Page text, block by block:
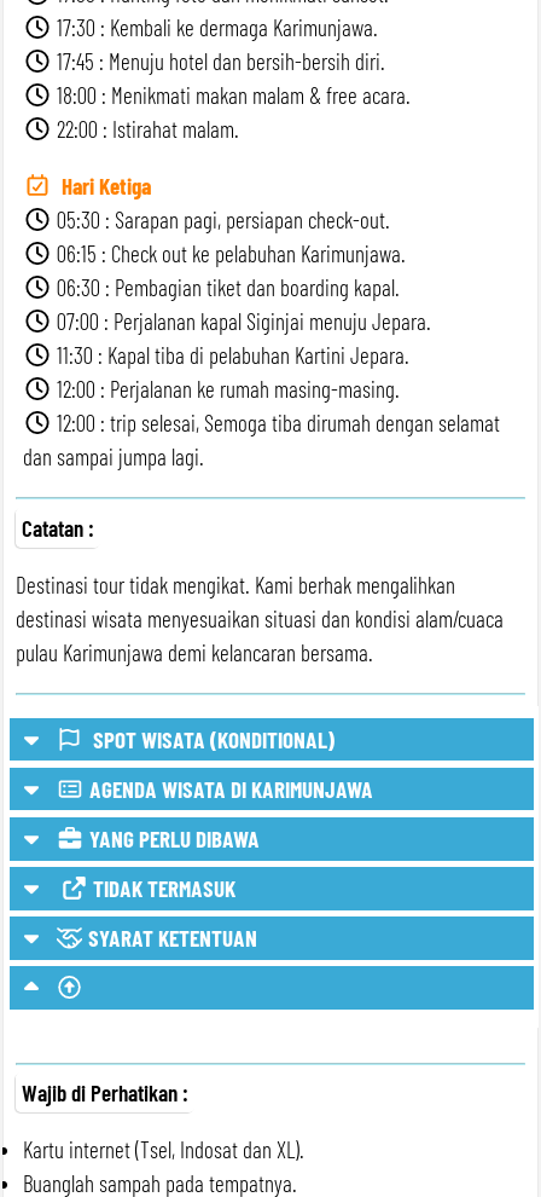
17:30 : Kembali ke dermaga Karimunjawa.
17:45 : Menuju hotel dan bersih-bersih diri.
18:00 : Menikmati makan malam & free acara.
22:00 : Istirahat malam.
Hari Ketiga
05:30 : Sarapan pagi, persiapan check-out.
06:15 : Check out ke pelabuhan Karimunjawa.
06:30 : Pembagian tiket dan boarding kapal.
07:00 : Perjalanan kapal Siginjai menuju Jepara.
11:30 : Kapal tiba di pelabuhan Kartini Jepara.
12:00 : Perjalanan ke rumah masing-masing.
12:00 : trip selesai, Semoga tiba dirumah dengan selamat
dan sampai jumpa lagi.
Catatan :
Destinasi tour tidak mengikat. Kami berhak mengalihkan
destinasi wisata menyesuaikan situasi dan kondisi alam/cuaca
pulau Karimunjawa demi kelancaran bersama.
SPOT WISATA (KONDITIONAL)
Spot Wisata Bisa Konditional/Optional
AGENDA WISATA DI KARIMUNJAWA
YANG PERLU DIBAWA
TIDAK TERMASUK
SYARAT KETENTUAN
Wajib di Perhatikan :
Kartu internet (Tsel, Indosat dan XL).
Buanglah sampah pada tempatnya.